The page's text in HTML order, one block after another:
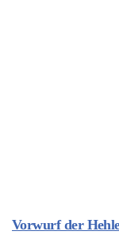
Vorwurf der